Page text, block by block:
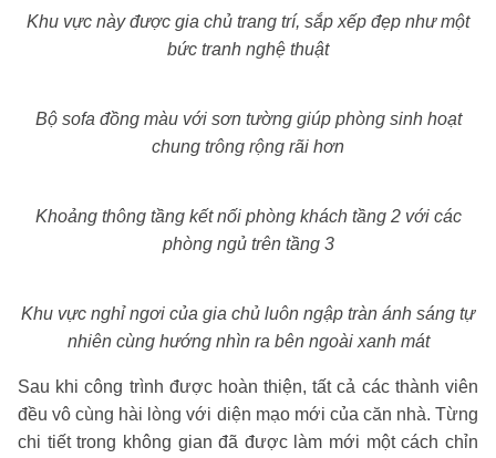
Khu vực này được gia chủ trang trí, sắp xếp đẹp như một
bức tranh nghệ thuật
Bộ sofa đồng màu với sơn tường giúp phòng sinh hoạt
chung trông rộng rãi hơn
Khoảng thông tầng kết nối phòng khách tầng 2 với các
phòng ngủ trên tầng 3
Khu vực nghỉ ngơi của gia chủ luôn ngập tràn ánh sáng tự
nhiên cùng hướng nhìn ra bên ngoài xanh mát
Sau khi công trình được hoàn thiện, tất cả các thành viên
đều vô cùng hài lòng với diện mạo mới của căn nhà. Từng
chi tiết trong không gian đã được làm mới một cách chỉn